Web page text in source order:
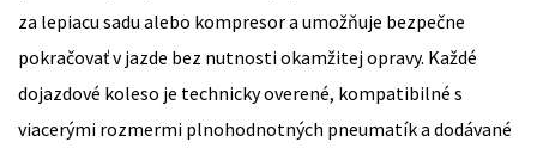
za lepiacu sadu alebo kompresor a umožňuje bezpečne
pokračovať v jazde bez nutnosti okamžitej opravy. Každé
dojazdové koleso je technicky overené, kompatibilné s
viacerými rozmermi plnohodnotných pneumatík a dodávané